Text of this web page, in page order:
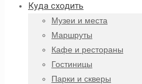
Куда сходить
Музеи и места
Маршруты
Кафе и рестораны
Гостиницы
Парки и скверы